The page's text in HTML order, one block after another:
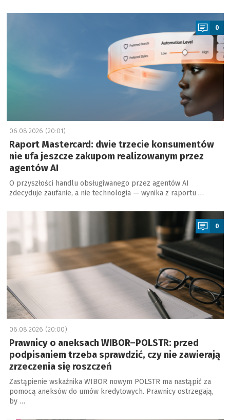
a
0
06.08.2026 (20:01)
Raport Mastercard: dwie trzecie konsumentów
nie ufa jeszcze zakupom realizowanym przez
agentów AI
O przyszłości handlu obsługiwanego przez agentów AI
zdecyduje zaufanie, a nie technologia — wynika z raportu …
a
0
06.08.2026 (20:00)
Prawnicy o aneksach WIBOR–POLSTR: przed
podpisaniem trzeba sprawdzić, czy nie zawierają
zrzeczenia się roszczeń
Zastąpienie wskaźnika WIBOR nowym POLSTR ma nastąpić za
pomocą aneksów do umów kredytowych. Prawnicy ostrzegają,
by …